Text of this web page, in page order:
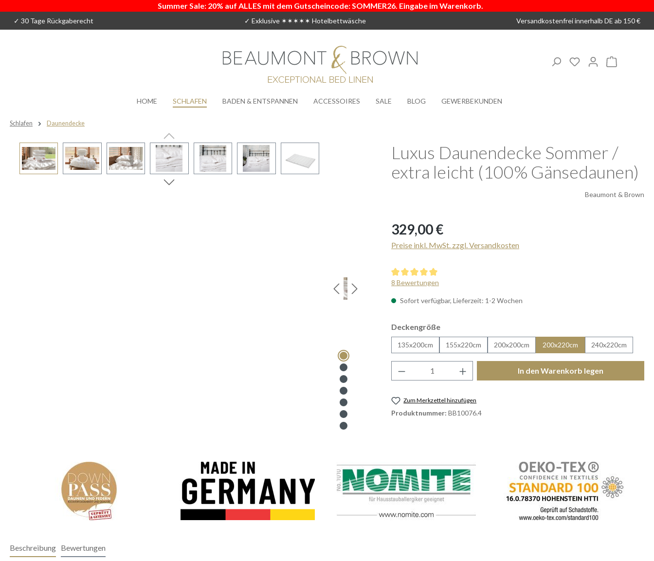
Hauptinhalt springen
Zur Suche springen
Zur Hauptnavigation springen
Summer Sale: 20% auf ALLES mit dem Gutscheincode: SOMMER26. Eingabe im Warenkorb.
✓ 30 Tage Rückgaberecht ✓ Exklusive ✶✶✶✶✶ Hotelbettwäsche Versandkostenfrei innerhalb DE ab 150 €
Du hast 0 Produkte
HOME SCHLAFEN BADEN & ENTSPANNEN ACCESSOIRES SALE BLOG GEWERBEKUNDEN
Schlafen Daunendecke
Bildergalerie überspringen
Luxus Daunendecke Sommer /
extra leicht (100% Gänsedaunen)
Beaumont & Brown
Regulärer Preis:
329,00 €
Preise inkl. MwSt. zzgl. Versandkosten
Durchschnittliche Bewertung von 5 von 5 Sternen
8 Bewertungen
Sofort verfügbar, Lieferzeit: 1-2 Wochen
Deckengrößeauswählen
135x200cm 155x220cm 200x200cm 200x220cm 240x220cm
Produkt Anzahl: Gib den gewünschten Wert ein
In den Warenkorb legen
Zum Merkzettel hinzufügen
Produktnummer: BB10076.4
Beschreibung Bewertungen